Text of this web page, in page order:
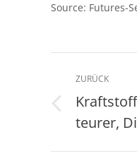
Source: Futures-
ZURÜCK
Vorheriger
Beitrag:
teurer,